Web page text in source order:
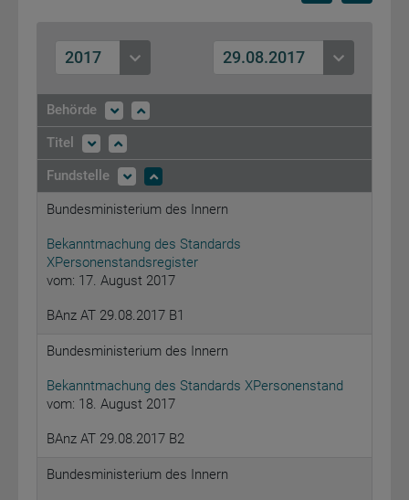
2017 29.08.2017
Behörde
Titel
Fundstelle
Bundesministerium des Innern
Bekanntmachung des Standards
XPersonenstandsregister
vom: 17. August 2017
BAnz AT 29.08.2017 B1
Bundesministerium des Innern
Bekanntmachung des Standards XPersonenstand
vom: 18. August 2017
BAnz AT 29.08.2017 B2
Bundesministerium des Innern